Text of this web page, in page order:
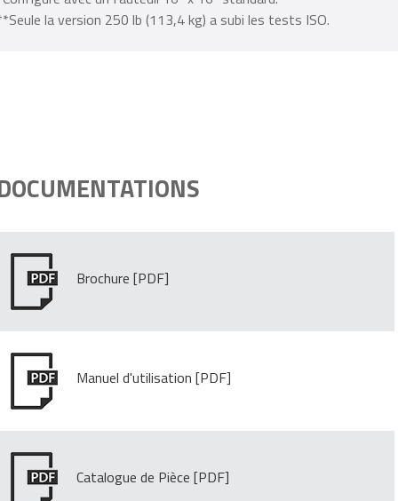
la version 250 lb (113,4 kg) a subi les tests ISO.
Brochure
Manuel d'utilisation
Catalogue de Pièce